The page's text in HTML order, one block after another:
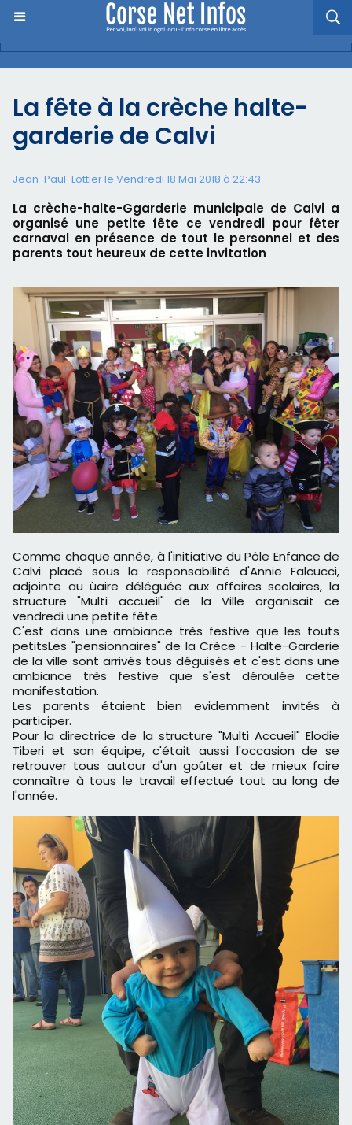
La fête à la crèche halte-
garderie de Calvi
Jean-Paul-Lottier le Vendredi 18 Mai 2018 à 22:43
La crèche-halte-Ggarderie municipale de Calvi a
organisé une petite fête ce vendredi pour fêter
carnaval en présence de tout le personnel et des
parents tout heureux de cette invitation
Comme chaque année, à l'initiative du Pôle Enfance de
Calvi placé sous la responsabilité d'Annie Falcucci,
adjointe au ùaire déléguée aux affaires scolaires, la
structure "Multi accueil" de la Ville organisait ce
vendredi une petite fête.
C'est dans une ambiance très festive que les touts
petitsLes "pensionnaires" de la Crèce - Halte-Garderie
de la ville sont arrivés tous déguisés et c'est dans une
ambiance très festive que s'est déroulée cette
manifestation.
Les parents étaient bien evidemment invités à
participer.
Pour la directrice de la structure "Multi Accueil" Elodie
Tiberi et son équipe, c'était aussi l'occasion de se
retrouver tous autour d'un goûter et de mieux faire
connaître à tous le travail effectué tout au long de
l'année.